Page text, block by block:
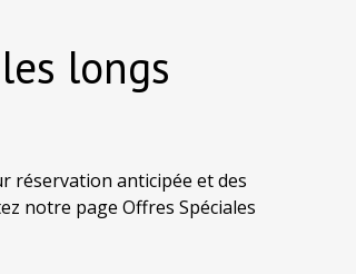
longs
réservation anticipée et des
notre page Offres Spéciales